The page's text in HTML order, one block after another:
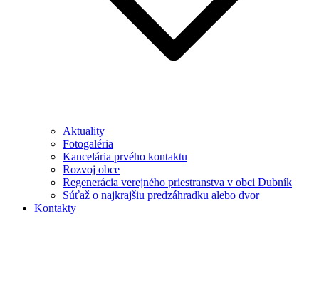
Aktuality
Fotogaléria
Kancelária prvého kontaktu
Rozvoj obce
Regenerácia verejného priestranstva v obci Dubník
Súťaž o najkrajšiu predzáhradku alebo dvor
Kontakty